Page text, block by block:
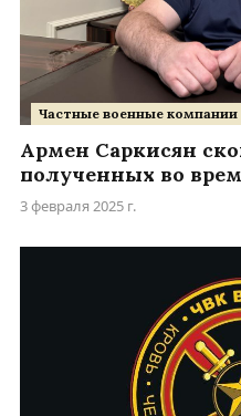
Частные военные компании
Армен Саркисян
полученных во
3 февраля 2025 г.